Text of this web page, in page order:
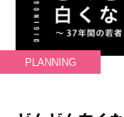
PLANNING